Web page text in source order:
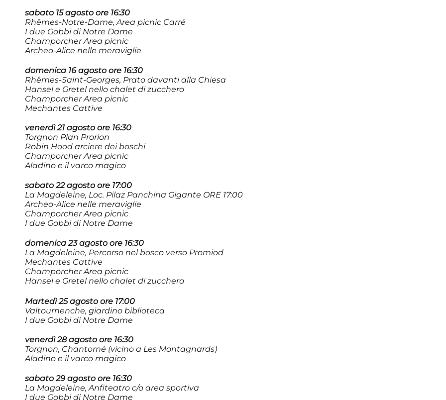
sabato 15 agosto ore 16:30
Rhêmes-Notre-Dame, Area picnic Carré
I due Gobbi di Notre Dame
Champorcher Area picnic
Archeo-Alice nelle meraviglie
domenica 16 agosto ore 16:30
Rhêmes-Saint-Georges, Prato davanti alla Chiesa
Hansel e Gretel nello chalet di zucchero
Champorcher Area picnic
Mechantes Cattive
venerdì 21 agosto ore 16:30
Torgnon Plan Prorion
Robin Hood arciere dei boschi
Champorcher Area picnic
Aladino e il varco magico
sabato 22 agosto ore 17:00
La Magdeleine, Loc. Pilaz Panchina Gigante ORE 17:00
Archeo-Alice nelle meraviglie
Champorcher Area picnic
I due Gobbi di Notre Dame
domenica 23 agosto ore 16:30
La Magdeleine, Percorso nel bosco verso Promiod
Mechantes Cattive
Champorcher Area picnic
Hansel e Gretel nello chalet di zucchero
Martedì 25 agosto ore 17:00
Valtournenche, giardino biblioteca
I due Gobbi di Notre Dame
venerdì 28 agosto ore 16:30
Torgnon, Chantorné (vicino a Les Montagnards)
Aladino e il varco magico
sabato 29 agosto ore 16:30
La Magdeleine, Anfiteatro c/o area sportiva
I due Gobbi di Notre Dame